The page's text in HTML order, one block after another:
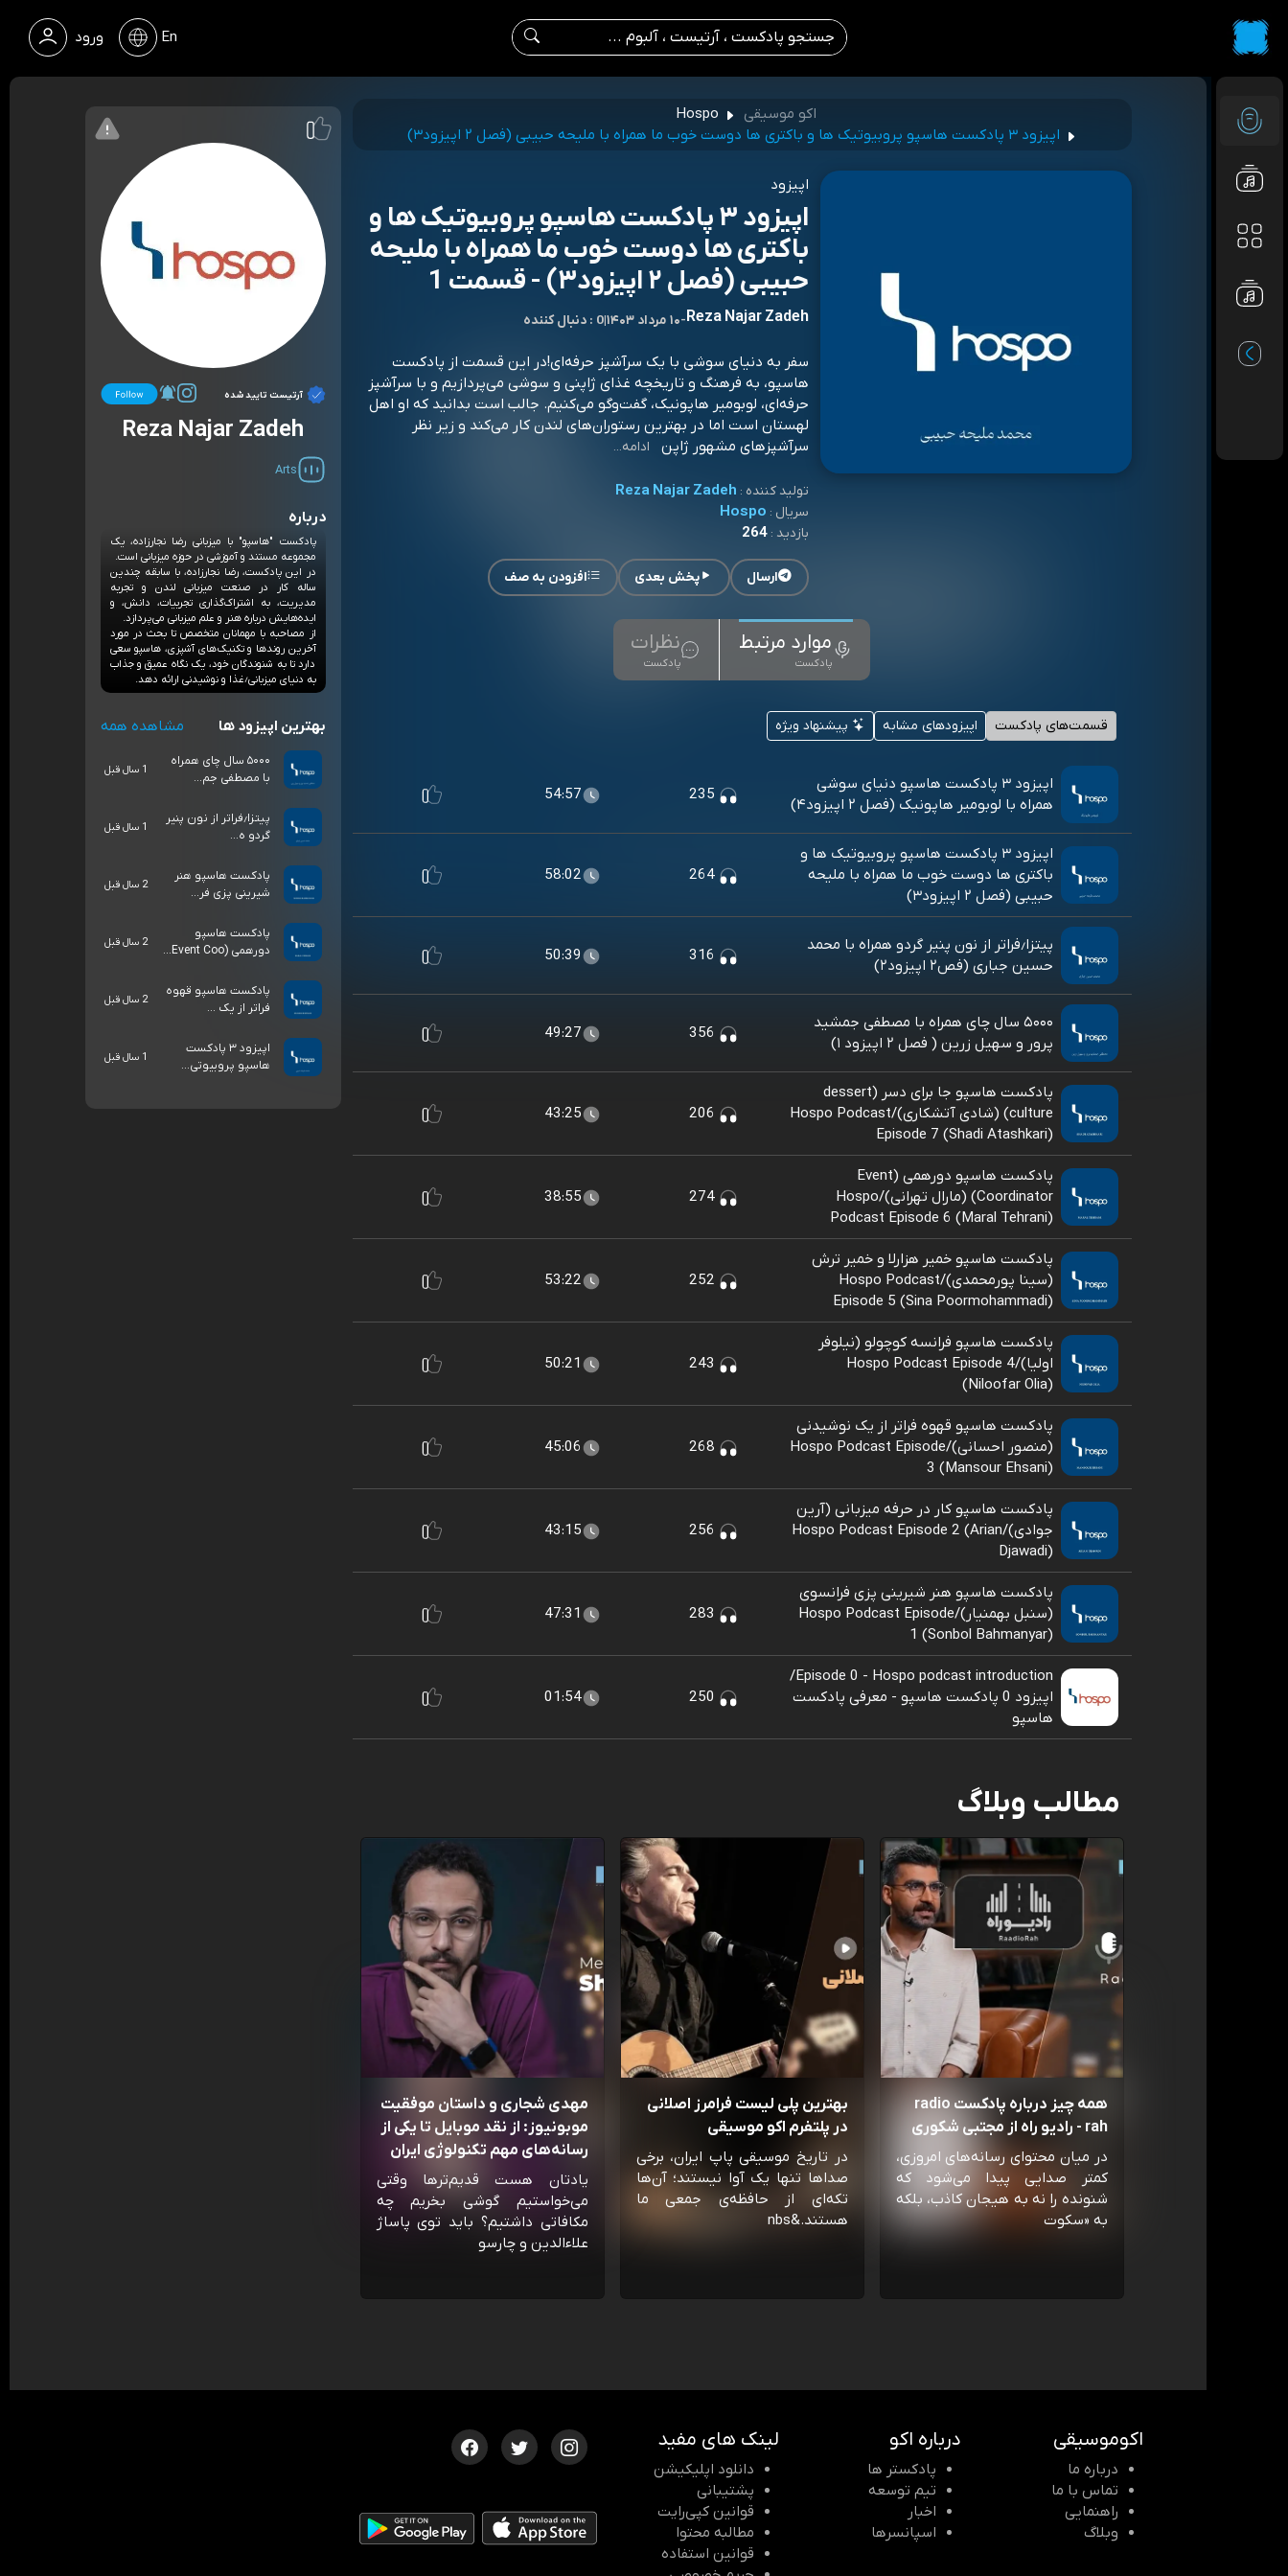
ورود En
اکو موسیقی
Hospo
اپیزود ۳ پادکست هاسپو پروبیوتیک ها و باکتری ها دوست خوب ما همراه با ملیحه حبیبی (فصل ۲ اپیزود۳)
اپیزود
اپیزود ۳ پادکست هاسپو پروبیوتیک ها و
باکتری ها دوست خوب ما همراه با ملیحه
حبیبی (فصل ۲ اپیزود۳) - قسمت 1
Reza Najar Zadeh
-۱۰ مرداد ۱۴۰۳ |0 : دنبال کننده
سفر به دنیای سوشی با یک سرآشپز حرفه‌ای!در این قسمت از پادکست
هاسپو، به فرهنگ و تاریخچه غذای ژاپنی و سوشی می‌پردازیم و با سرآشپز
حرفه‌ای، لوبومیر هاپونیک، گفت‌وگو می‌کنیم. جالب است بدانید که او اهل
لهستان است اما در بهترین رستوران‌های لندن کار می‌کند و زیر نظر
سرآشپزهای مشهور ژاپن
ادامه...
تولید کننده : Reza Najar Zadeh
سریال : Hospo
بازدید :264
ارسال پخش بعدی افزودن به صف
موارد مرتبط
پادکست
نظرات
پادکست
قسمت‌های پادکست اپیزودهای مشابه پیشنهاد ویژه
اپیزود ۳ پادکست هاسپو دنیای سوشی
همراه با لوبومیر هاپونیک (فصل ۲ اپیزود۴)
54:57
اپیزود ۳ پادکست هاسپو پروبیوتیک ها و
باکتری ها دوست خوب ما همراه با ملیحه
حبیبی (فصل ۲ اپیزود۳)
264
58:02
پیتزا٫فراتر از نون پنیر گردو همراه با محمد
حسین جباری (فص۲ اپیزود۲)
50:39
۵۰۰۰ سال چای همراه با مصطفی جمشید
پرور و سهیل زرین ( فصل ۲ اپیزود ۱)
49:27
پادکست هاسپو جا برای دسر (dessert
culture) (شادی آتشکاری)/Hospo Podcast
Episode 7 (Shadi Atashkari)
43:25
پادکست هاسپو دورهمی (Event
Coordinator) (مارال تهرانی)/Hospo
Podcast Episode 6 (Maral Tehrani)
274
38:55
پادکست هاسپو خمیر هزارلا و خمیر ترش
(سینا پورمحمدی)/Hospo Podcast
Episode 5 (Sina Poormohammadi)
53:22
پادکست هاسپو فرانسه کوچولو (نیلوفر
اولیا)/Hospo Podcast Episode 4
(Niloofar Olia)
50:21
پادکست هاسپو قهوه فراتر از یک نوشیدنی
(منصور احسانی)/Hospo Podcast Episode
3 (Mansour Ehsani)
45:06
پادکست هاسپو کار در حرفه میزبانی (آرین
جوادی)/Hospo Podcast Episode 2 (Arian
Djawadi)
43:15
پادکست هاسپو هنر شیرینی پزی فرانسوی
(سنبل بهمنیار)/Hospo Podcast Episode
1 (Sonbol Bahmanyar)
47:31
Episode 0 - Hospo podcast introduction/
اپیزود 0 پادکست هاسپو - معرفی پادکست
هاسپو
01:54
مطالب وبلاگ
همه چیز درباره پادکست radio
rah - رادیو راه از مجتبی شکوری
در میان محتوای رسانه‌های امروزی،
کمتر صدایی پیدا می‌شود که
شنونده را نه به هیجان کاذب، بلکه
به «سکوت
بهترین پلی لیست فرامرز اصلانی
در پلتفرم اکو موسیقی
در تاریخ موسیقی پاپ ایران، برخی
صداها تنها یک آوا نیستند؛ آن‌ها
تکه‌ای از حافظه‌ی جمعی ما
هستند.&nbs
مهدی شجاری و داستان موفقیت
موبونیوز: از نقد موبایل تا یکی از
رسانه‌‌های مهم تکنولوژی ایران
یادتان هست قدیم‌ترها وقتی
می‌خواستیم گوشی بخریم چه
مکافاتی داشتیم؟ باید توی پاساژ
علاءالدین و چارسو
آرتیست تایید شده
Reza Najar Zadeh
Arts
درباره
پادکست "هاسپو" با میزبانی رضا نجارزاده، یک
مجموعه مستند و آموزشی در حوزه میزبانی است.
در این پادکست، رضا نجارزاده، با سابقه چندین
ساله کار در صنعت میزبانی لندن و تجربه
مدیریت، به اشتراک‌گذاری تجربیات، دانش، و
ایده‌هایش درباره هنر و علم میزبانی می‌پردازد.
از مصاحبه با مهمانان متخصص تا بحث در مورد
آخرین روندها و تکنیک‌های آشپزی، هاسپو سعی
دارد تا به شنوندگان خود، یک نگاه عمیق و جذاب
به دنیای میزبانی٫غذا و نوشیدنی ارائه دهد.
بهترین اپیزود ها مشاهده همه
۵۰۰۰ سال چای همراه
با مصطفی جم...
1 سال قبل
پیتزا٫فراتر از نون پنیر
گردو ه...
1 سال قبل
پادکست هاسپو هنر
شیرینی پزی فر...
2 سال قبل
پادکست هاسپو
دورهمی (Event Coo...
2 سال قبل
پادکست هاسپو قهوه
فراتر از یک ...
2 سال قبل
اپیزود ۳ پادکست
هاسپو پروبیوتی...
1 سال قبل
اکوموسیقی
درباره ما
تماس با ما
راهنمایی
وبلاگ
درباره اکو
پادکستر ها
تیم توسعه
اخبار
اسپانسرها
لینک های مفید
دانلود اپلیکیشن
پشتیبانی
قوانین کپی‌رایت
مطالبه محتوا
قوانین استفاده